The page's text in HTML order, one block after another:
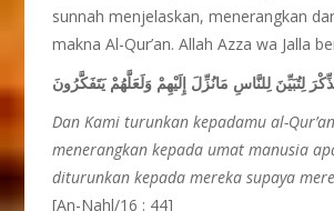
sunnah menjelaskan, menerangkan
makna Al-Qur’an. Allah Azza wa Jalla
لِتُبَيِّنَ لِلنَّاسِ مَانُزِّلَ إِلَيْهِمْ وَلَعَلَّهُمْ يَتَفَكَّرُونَ
Dan Kami turunkan kepadamu al-
menerangkan kepada umat manusia
diturunkan kepada mereka supaya
[An-Nahl/16 : 44]